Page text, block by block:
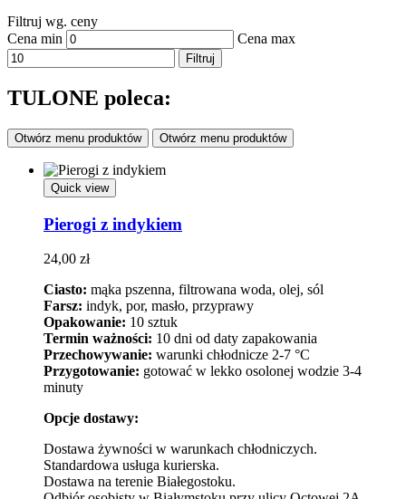
Filtruj wg. ceny
Cena min
Cena max
Filtruj
TULONE poleca:
Otwórz menu produktów Otwórz menu produktów
Quick view
Pierogi z indykiem
24,00 zł
Ciasto: mąka pszenna, filtrowana woda, olej, sól
Farsz: indyk, por, masło, przyprawy
Opakowanie: 10 sztuk
Termin ważności: 10 dni od daty zapakowania
Przechowywanie: warunki chłodnicze 2-7 °C
Przygotowanie: gotować w lekko osolonej wodzie 3-4
minuty
Opcje dostawy:
Dostawa żywności w warunkach chłodniczych.
Standardowa usługa kurierska.
Dostawa na terenie Białegostoku.